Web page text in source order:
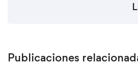
Publicaciones